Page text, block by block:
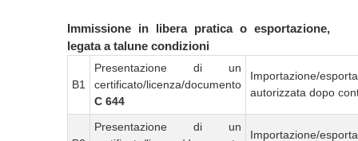
Immissione in libera pratica o esportazione,
legata a talune condizioni
B1
Presentazione di un
certificato/licenza/documento
C 644
Importazione/
autorizzata dopo
Presentazione di un
Importazione/